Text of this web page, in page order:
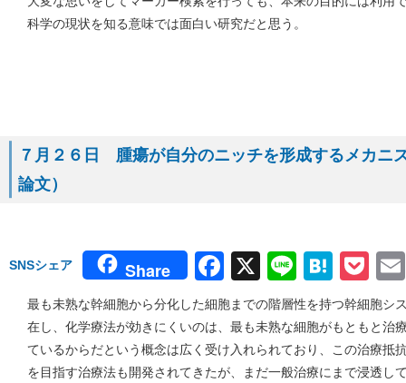
科学の現状を知る意味では面白い研究だと思う。
７月２６日 腫瘍が自分のニッチを形成するメカニ
論文）
SNSシェア Share Facebook
X Line
最も未熟な幹細胞から分化した細胞までの階層性を持つ幹細胞シ
在し、化学療法が効きにくいのは、最も未熟な細胞がもともと治
ているからだという概念は広く受け入れられており、この治療抵
を目指す治療法も開発されてきたが、まだ一般治療にまで浸透し